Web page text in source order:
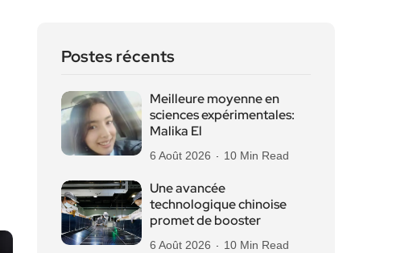
Postes récents
Meilleure moyenne en
sciences expérimentales:
Malika El
6 Août 2026 10 Min Read
Une avancée
technologique chinoise
promet de booster
6 Août 2026 10 Min Read